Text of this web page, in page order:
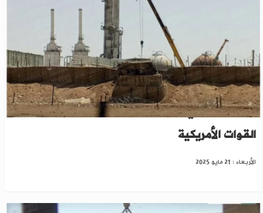
دير الزور: "ب ي د" تنهب حقل كونيكو بعد انسحاب
القوات الأمريكية
الأربعاء : 21 مايو 2025